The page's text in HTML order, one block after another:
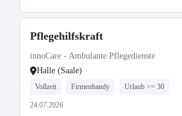
Pflegehilfskraft
innoCare - Ambulante Pflegedienste
Halle (Saale)
Vollzeit Firmenhandy Urlaub >= 30
24.07.2026